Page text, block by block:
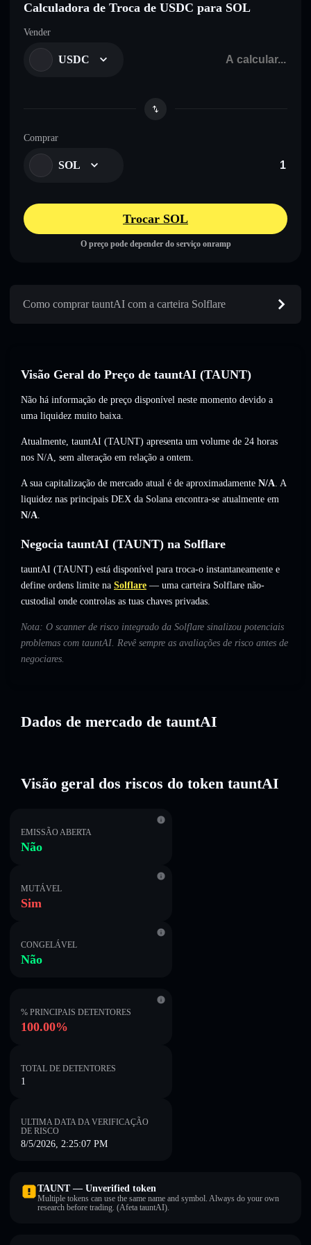
Calculadora de Troca de USDC para SOL
Vender
USDC
Comprar
SOL
Trocar SOL
O preço pode depender do serviço onramp
Como comprar tauntAI com a carteira Solflare
Visão Geral do Preço de tauntAI (TAUNT)
Não há informação de preço disponível neste momento devido a
uma liquidez muito baixa.
Atualmente, tauntAI (TAUNT) apresenta um volume de 24 horas
nos N/A, sem alteração em relação a ontem.
A sua capitalização de mercado atual é de aproximadamente N/A. A
liquidez nas principais DEX da Solana encontra-se atualmente em
N/A.
Negocia tauntAI (TAUNT) na Solflare
tauntAI (TAUNT) está disponível para troca-o instantaneamente e
define ordens limite na Solflare — uma carteira Solflare não-
custodial onde controlas as tuas chaves privadas.
Nota: O scanner de risco integrado da Solflare sinalizou potenciais
problemas com tauntAI. Revê sempre as avaliações de risco antes de
negociares.
Dados de mercado de tauntAI
Visão geral dos riscos do token tauntAI
EMISSÃO ABERTA
Não
MUTÁVEL
Sim
CONGELÁVEL
Não
% PRINCIPAIS DETENTORES
100.00%
TOTAL DE DETENTORES
1
ULTIMA DATA DA VERIFICAÇÃO
DE RISCO
8/5/2026, 2:25:07 PM
TAUNT — Unverified token
Multiple tokens can use the same name and symbol. Always do your own
research before trading. (Afeta tauntAI).